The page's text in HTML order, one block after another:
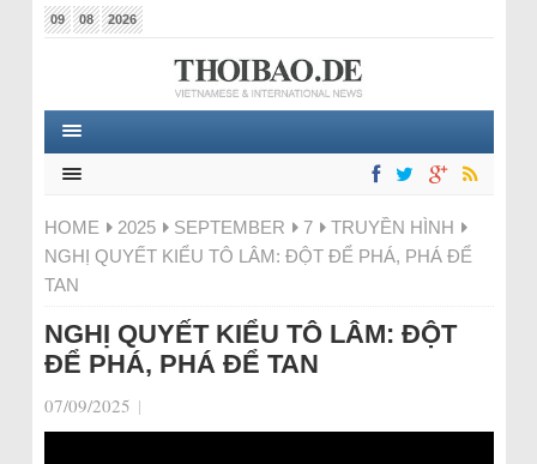
09 08 2026
HOME 2025 SEPTEMBER 7
TRUYỀN HÌNH
NGHỊ QUYẾT KIỂU TÔ LÂM: ĐỘT ĐỂ PHÁ, PHÁ ĐỂ
TAN
NGHỊ QUYẾT KIỂU TÔ LÂM: ĐỘT
ĐỂ PHÁ, PHÁ ĐỂ TAN
07/09/2025 |